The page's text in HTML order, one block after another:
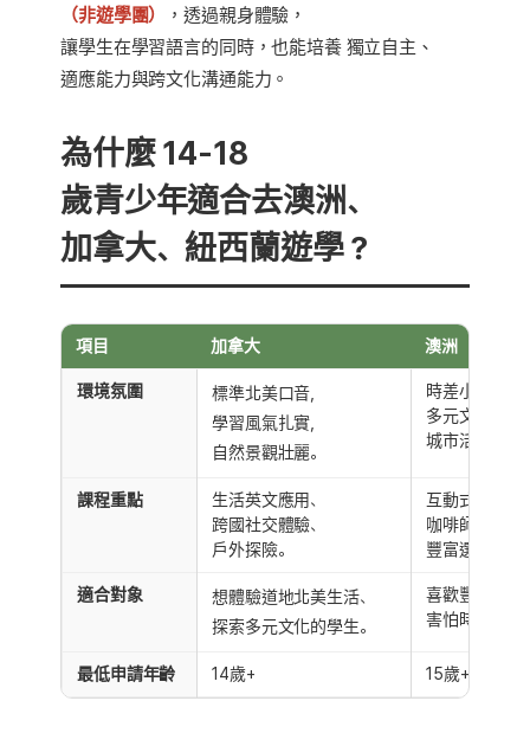
（非遊學團）
，透過親身體驗，
讓學生在學習語言的同時，也能培養 獨立自主、
適應能力與跨文化溝通能力。
為什麼 14-18
歲青少年適合去澳洲、
加拿大、紐西蘭遊學？
項目 加拿大 澳洲
環境氛圍
標準北美口音，
學習風氣扎實，
自然景觀壯麗。
時差小、氣候
多元文化融合
城市活力十足
課程重點
生活英文應用、
跨國社交體驗、
戶外探險。
互動式口說、
咖啡師技能、
豐富選修。
適合對象
想體驗道地北美生活、
探索多元文化的學生。
喜歡豐富課外
害怕時差的孩
最低申請年齡 14歲+ 15歲+